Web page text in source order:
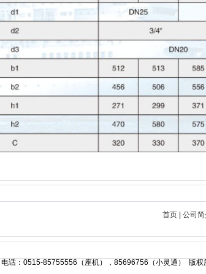
首页| 公司简
：0515-85755556（座机），85696756（小灵通） 版